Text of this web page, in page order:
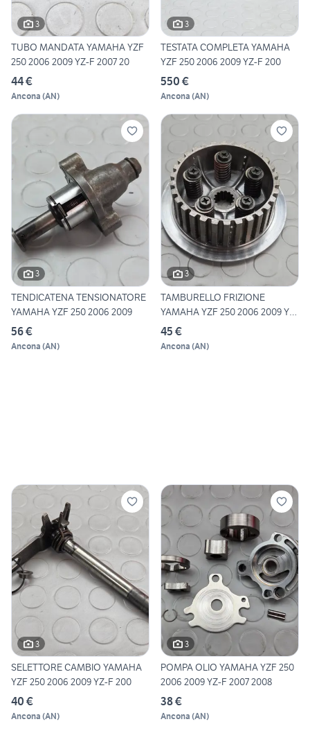
3
TUBO MANDATA YAMAHA YZF
250 2006 2009 YZ-F 2007 20
44 €
Ancona (AN)
3
TESTATA COMPLETA YAMAHA
YZF 250 2006 2009 YZ-F 200
550 €
Ancona (AN)
3
TENDICATENA TENSIONATORE
YAMAHA YZF 250 2006 2009
56 €
Ancona (AN)
3
TAMBURELLO FRIZIONE
YAMAHA YZF 250 2006 2009 YZ-
F
45 €
Ancona (AN)
3
SELETTORE CAMBIO YAMAHA
YZF 250 2006 2009 YZ-F 200
40 €
Ancona (AN)
3
POMPA OLIO YAMAHA YZF 250
2006 2009 YZ-F 2007 2008
38 €
Ancona (AN)